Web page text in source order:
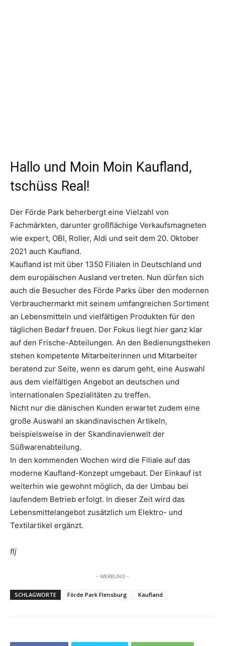
Hallo und Moin Moin Kaufland,
tschüss Real!
Der Förde Park beherbergt eine Vielzahl von
Fachmärkten, darunter großflächige Verkaufsmagneten
wie expert, OBI, Roller, Aldi und seit dem 20. Oktober
2021 auch Kaufland.
Kaufland ist mit über 1350 Filialen in Deutschland und
dem europäischen Ausland vertreten. Nun dürfen sich
auch die Besucher des Förde Parks über den modernen
Verbrauchermarkt mit seinem umfangreichen Sortiment
an Lebensmitteln und vielfältigen Produkten für den
täglichen Bedarf freuen. Der Fokus liegt hier ganz klar
auf den Frische-Abteilungen. An den Bedienungstheken
stehen kompetente Mitarbeiterinnen und Mitarbeiter
beratend zur Seite, wenn es darum geht, eine Auswahl
aus dem vielfältigen Angebot an deutschen und
internationalen Spezialitäten zu treffen.
Nicht nur die dänischen Kunden erwartet zudem eine
große Auswahl an skandinavischen Artikeln,
beispielsweise in der Skandinavienwelt der
Süßwarenabteilung.
In den kommenden Wochen wird die Filiale auf das
moderne Kaufland-Konzept umgebaut. Der Einkauf ist
weiterhin wie gewohnt möglich, da der Umbau bei
laufendem Betrieb erfolgt. In dieser Zeit wird das
Lebensmittelangebot zusätzlich um Elektro- und
Textilartikel ergänzt.
flj
- WERBUNG -
SCHLAGWORTE Förde Park Flensburg Kaufland